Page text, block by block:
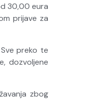
30,00 eura
prijave za
preko te
dozvoljene
zbog